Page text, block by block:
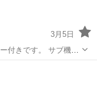
3月5日
付きです。 サブ機と
はかなり少ないで
思います。稼働確認